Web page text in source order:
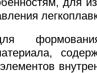
для